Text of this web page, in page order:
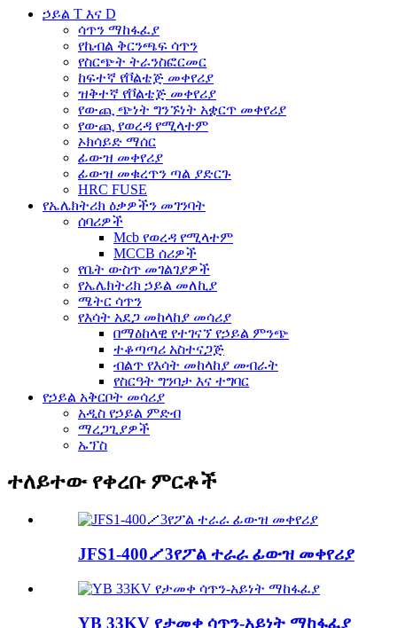
ኃይል T እና D
ሳጥን ማከፋፈያ
የኬብል ቅርንጫፍ ሳጥን
የስርጭት ትራንስፎርመር
ከፍተኛ የቮልቴጅ መቀየሪያ
ዝቅተኛ የቮልቴጅ መቀየሪያ
የውጪ ጭነት ግንኙነት አቋርጥ መቀየሪያ
የውጪ የወረዳ የሚላተም
ኦክሳይድ ማሰር
ፊውዝ መቀየሪያ
ፊውዝ መቁረጥን ጣል ያድርጉ
HRC FUSE
የኤሌክትሪክ ዕቃዎችን መገንባት
ሰባሪዎች
Mcb የወረዳ የሚላተም
MCCB ሰሪዎች
የቤት ውስጥ መገልገያዎች
የኤሌክትሪክ ኃይል መለኪያ
ሜትር ሳጥን
የእሳት አደጋ መከላከያ መሳሪያ
በማዕከላዊ የተገናኘ የኃይል ምንጭ
ተቆጣጣሪ አስተናጋጅ
ብልጥ የእሳት መከላከያ መብራት
የስርዓት ግንባታ እና ተግባር
የኃይል አቅርቦት መሳሪያ
አዲስ የኃይል ምድብ
ማረጋጊያዎች
ኡፕስ
ተለይተው የቀረቡ ምርቶች
JFS1-400／3የፖል ተራራ ፊውዝ መቀየሪያ
YB 33KV የታመቀ ሳጥን-አይነት ማከፋፈያ